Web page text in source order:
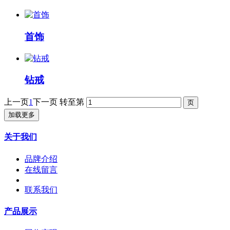
首饰
钻戒
上一页1下一页 转至第
加载更多
关于我们
品牌介绍
在线留言
联系我们
产品展示